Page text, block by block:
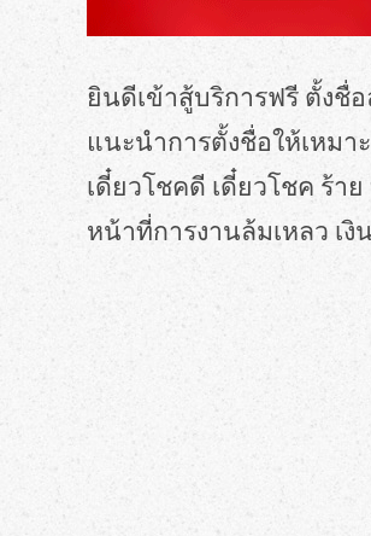
ยินดีเข้าสู้บริการฟรี ตั้งชื่
แนะนำการตั้งชื่อให้เหม
เดี๋ยวโชคดี เดี๋ยวโชค ร้
หน้าที่การงานล้มเหลว เ